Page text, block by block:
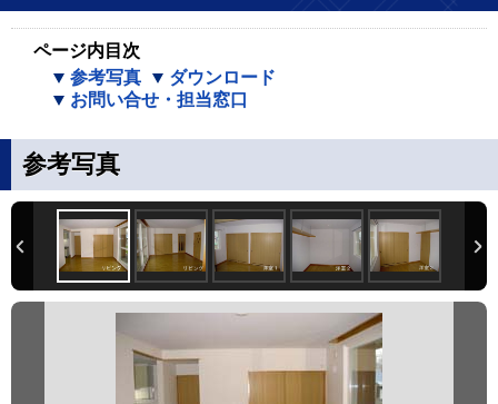
ページ内目次
参考写真
ダウンロード
お問い合せ・担当窓口
参考写真